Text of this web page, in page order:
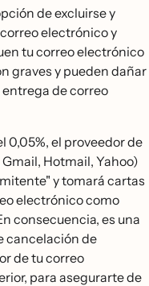
de excluirse y
electrónico y
tu correo electrónico
graves y pueden dañar
de correo
0,05%, el proveedor de
Hotmail, Yahoo)
y tomará cartas
electrónico como
consecuencia, es una
cancelación de
de tu correo
para asegurarte de